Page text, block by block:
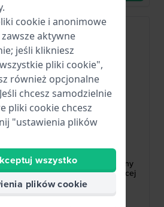
03702350-1-18
Toronto 18 mm Czarny
pasek ze skóry cielęcej
115,00 zł
cookie i anonimowe
aktywne
jeśli klikniesz
pliki cookie",
również opcjonalne
chcesz samodzielnie
pliki cookie chcesz
"ustawienia plików
wszystko
plików cookie